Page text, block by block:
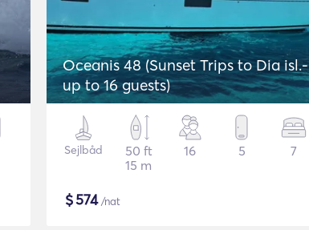
Oceanis 48 (Sunset Trips to Dia isl.-
up to 16 guests)
Sejlbåd
50 ft
15 m
16 5 7
$574/nat